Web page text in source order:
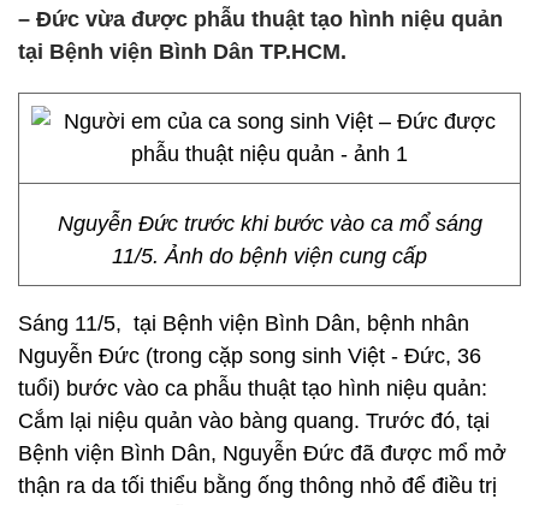
– Đức vừa được phẫu thuật tạo hình niệu quản
tại Bệnh viện Bình Dân TP.HCM.
Nguyễn Đức trước khi bước vào ca mổ sáng
11/5. Ảnh do bệnh viện cung cấp
Sáng 11/5, tại Bệnh viện Bình Dân, bệnh nhân
Nguyễn Đức (trong cặp song sinh Việt - Đức, 36
tuổi) bước vào ca phẫu thuật tạo hình niệu quản:
Cắm lại niệu quản vào bàng quang. Trước đó, tại
Bệnh viện Bình Dân, Nguyễn Đức đã được mổ mở
thận ra da tối thiểu bằng ống thông nhỏ để điều trị